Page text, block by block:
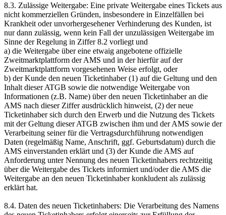
8.3. Zulässige Weitergabe: Eine private Weitergabe eines Tickets aus
nicht kommerziellen Gründen, insbesondere in Einzelfällen bei
Krankheit oder unvorhergesehener Verhinderung des Kunden, ist
nur dann zulässig, wenn kein Fall der unzulässigen Weitergabe im
Sinne der Regelung in Ziffer 8.2 vorliegt und
a) die Weitergabe über eine etwaig angebotene offizielle
Zweitmarktplattform der AMS und in der hierfür auf der
Zweitmarktplattform vorgesehenen Weise erfolgt, oder
b) der Kunde den neuen Ticketinhaber (1) auf die Geltung und den
Inhalt dieser ATGB sowie die notwendige Weitergabe von
Informationen (z.B. Name) über den neuen Ticketinhaber an die
AMS nach dieser Ziffer ausdrücklich hinweist, (2) der neue
Ticketinhaber sich durch den Erwerb und die Nutzung des Tickets
mit der Geltung dieser ATGB zwischen ihm und der AMS sowie der
Verarbeitung seiner für die Vertragsdurchführung notwendigen
Daten (regelmäßig Name, Anschrift, ggf. Geburtsdatum) durch die
AMS einverstanden erklärt und (3) der Kunde die AMS auf
Anforderung unter Nennung des neuen Ticketinhabers rechtzeitig
über die Weitergabe des Tickets informiert und/oder die AMS die
Weitergabe an den neuen Ticketinhaber konkludent als zulässig
erklärt hat.
8.4. Daten des neuen Ticketinhabers: Die Verarbeitung des Namens